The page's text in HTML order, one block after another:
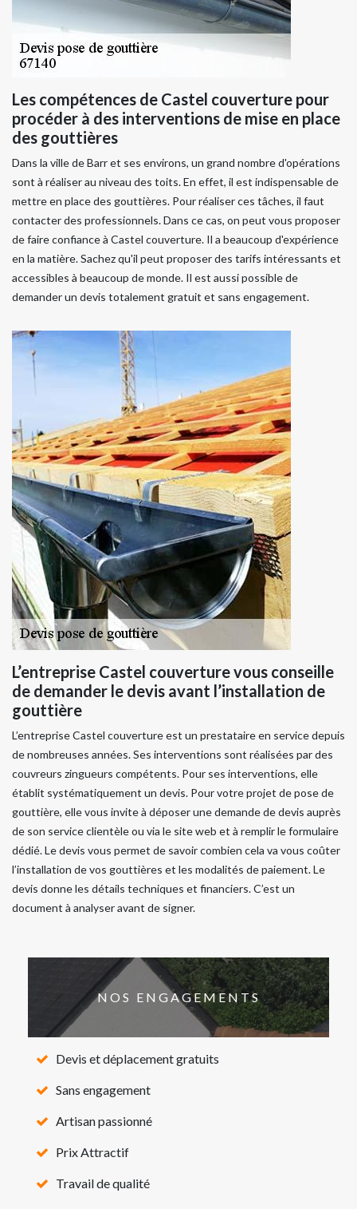
Les compétences de Castel couverture pour
procéder à des interventions de mise en place
des gouttières
Dans la ville de Barr et ses environs, un grand nombre d'opérations
sont à réaliser au niveau des toits. En effet, il est indispensable de
mettre en place des gouttières. Pour réaliser ces tâches, il faut
contacter des professionnels. Dans ce cas, on peut vous proposer
de faire confiance à Castel couverture. Il a beaucoup d'expérience
en la matière. Sachez qu'il peut proposer des tarifs intéressants et
accessibles à beaucoup de monde. Il est aussi possible de
demander un devis totalement gratuit et sans engagement.
L’entreprise Castel couverture vous conseille
de demander le devis avant l’installation de
gouttière
L’entreprise Castel couverture est un prestataire en service depuis
de nombreuses années. Ses interventions sont réalisées par des
couvreurs zingueurs compétents. Pour ses interventions, elle
établit systématiquement un devis. Pour votre projet de pose de
gouttière, elle vous invite à déposer une demande de devis auprès
de son service clientèle ou via le site web et à remplir le formulaire
dédié. Le devis vous permet de savoir combien cela va vous coûter
l’installation de vos gouttières et les modalités de paiement. Le
devis donne les détails techniques et financiers. C’est un
document à analyser avant de signer.
NOS ENGAGEMENTS
Devis et déplacement gratuits
Sans engagement
Artisan passionné
Prix Attractif
Travail de qualité